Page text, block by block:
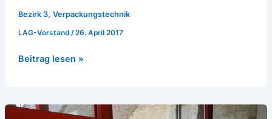
Bezirk 3, Verpackungstechnik
LAG-Vorstand /26. April 2017
Beitrag lesen »
Berichte